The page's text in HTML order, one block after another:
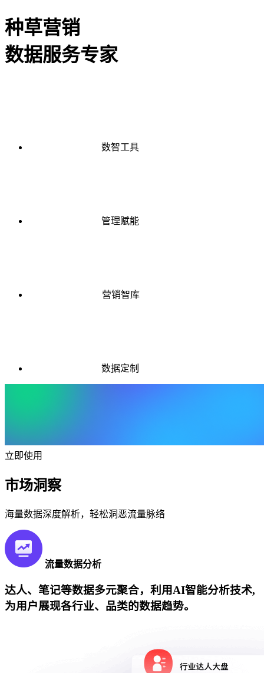
种草营销
数据服务专家
数智工具
管理赋能
营销智库
数据定制
立即使用
市场洞察
海量数据深度解析，轻松洞恶流量脉络
流量数据分析
达人、笔记等数据多元聚合，利用AI智能分析技术,
为用户展现各行业、品类的数据趋势。